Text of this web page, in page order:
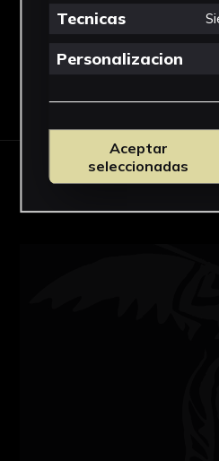
OBRAS
Tecnicas
Personalizacion
Aceptar
seleccionadas